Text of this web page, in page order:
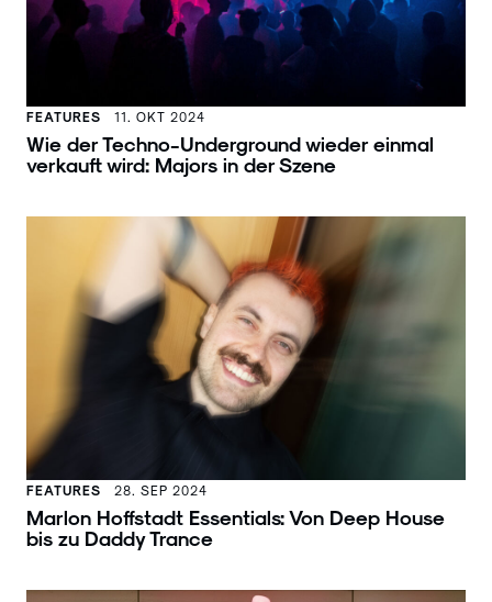
FEATURES 11. OKT 2024
Wie der Techno-Underground wieder einmal
verkauft wird: Majors in der Szene
FEATURES 28. SEP 2024
Marlon Hoffstadt Essentials: Von Deep House
bis zu Daddy Trance